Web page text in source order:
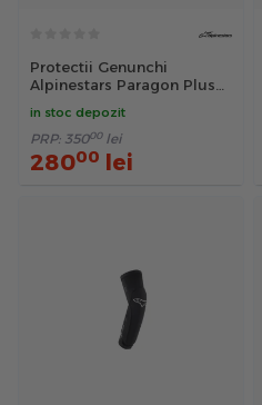
Protectii Genunchi
Alpinestars Paragon Plus
in stoc depozit
PRP: 35000 lei
28000 lei